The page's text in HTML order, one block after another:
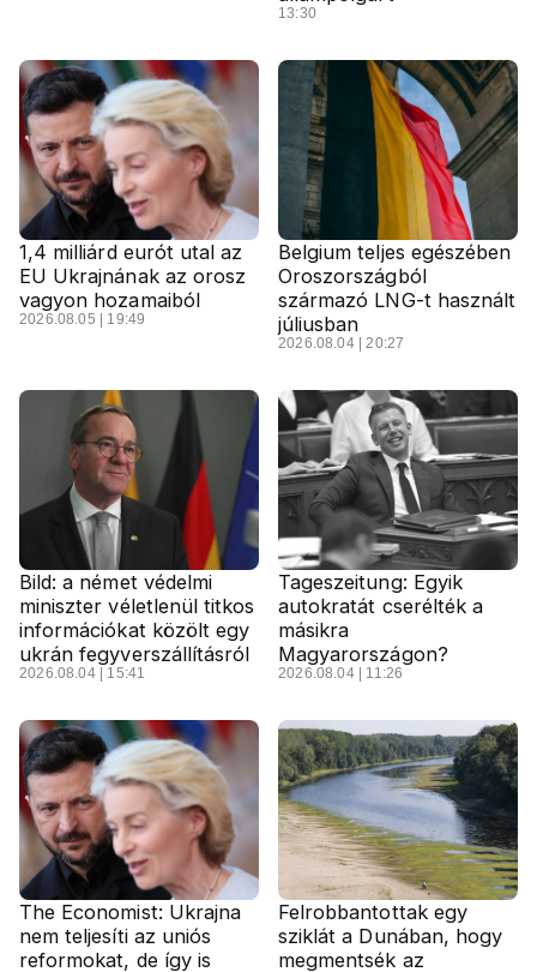
13:30
1,4 milliárd eurót utal az
EU Ukrajnának az orosz
vagyon hozamaiból
2026.08.05 | 19:49
Belgium teljes egészében
Oroszországból
származó LNG-t használt
júliusban
2026.08.04 | 20:27
Bild: a német védelmi
miniszter véletlenül titkos
információkat közölt egy
ukrán fegyverszállításról
2026.08.04 | 15:41
Tageszeitung: Egyik
autokratát cserélték a
másikra
Magyarországon?
2026.08.04 | 11:26
The Economist: Ukrajna
nem teljesíti az uniós
reformokat, de így is
Felrobbantottak egy
sziklát a Dunában, hogy
megmentsék az